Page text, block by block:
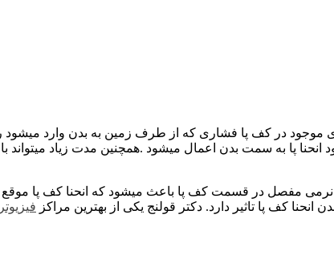
موجود در کف پا فشاری که از طرف زمین به بدن وارد میشود
پا به سمت بدن اعمال میشود .همچنین مدت زیاد میتواند
مفصل در قسمت کف پا باعث میشود که انحنا کف پا موقع
کف پا تاثیر دارد. دکتر قولنج یکی از بهترین مراکز